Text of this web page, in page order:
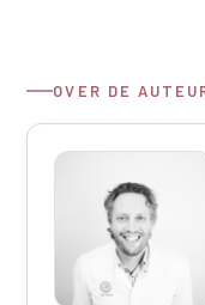
OVER DE